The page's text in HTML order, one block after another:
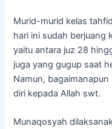
Murid-murid kelas
hari ini sudah berjuang
yaitu antara juz 28
juga yang gugup saat
Namun,
diri kepada Allah swt.
Munaqosyah